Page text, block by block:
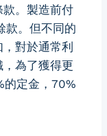
。製造前付
款。但不同的
對於通常利
為了獲得更
的定金，70%